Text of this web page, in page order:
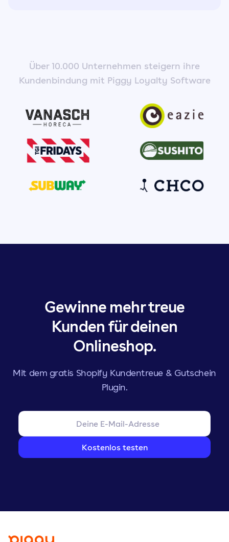
Über 10.000 Unternehmen steigern ihre
Kundenbindung mit Piggy Loyalty Software
Gewinne mehr treue
Kunden für deinen
Onlineshop.
Mit dem gratis Shopify Kundentreue & Gutschein
Plugin.
Kostenlos testen